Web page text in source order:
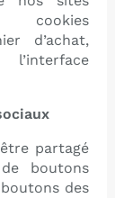
d’achat,
partagé
boutons
des